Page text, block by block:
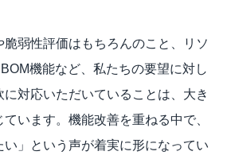
弱性評価はもちろんのこと、リソ
機能など、私たちの要望に対し
対応いただいていることは、大き
います。機能改善を重ねる中で、
」という声が着実に形になってい